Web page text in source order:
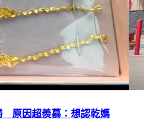
原因超羨慕：想認乾媽